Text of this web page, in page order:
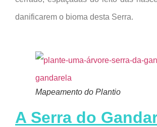
danificarem o bioma desta Serra.
Mapeamento do Plantio
A Serra do